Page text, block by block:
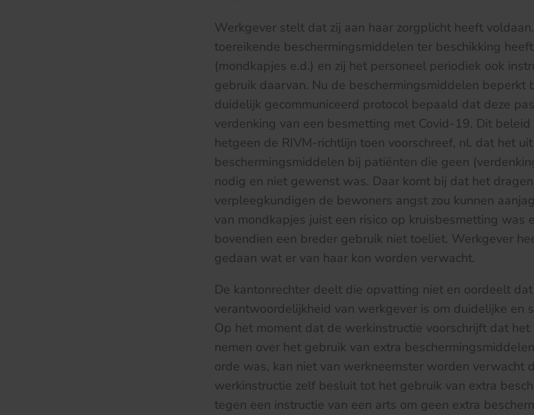
Werkgever stelt dat zij aan haar zorgplicht heeft
toereikende beschermingsmiddelen ter beschikking
(mondkapjes e.d.) en zij het personeel periodiek ook
gebruik daarvan. Nu de beschermingsmiddelen beperkt
duidelijk gecommuniceerd protocol bepaald dat deze
verdenking van een besmetting met Covid-19. Dit
hetgeen de RIVM-richtlijn toen voorschreef, nl. dat het
beschermingsmiddelen bij patiënten die geen
nodig en niet gewenst was. Daar komt bij dat het
verpleegkundigen de bewoners angst zou kunnen
van mondkapjes juist een risico op kruisbesmetting was
bovendien een breder gebruik niet toeliet. Werkgever
gedaan wat er van haar kon worden verwacht.
De kantonrechter deelt die opvatting niet en oordeelt
verantwoordelijkheid van werkgever is om duidelijke en
Op het moment dat de werkinstructie voorschrijft dat
nemen over het gebruik van extra
orde was, kan niet van werkneemster worden verwacht
werkinstructie zelf besluit tot het gebruik van extra
tegen een instructie van een arts om geen extra